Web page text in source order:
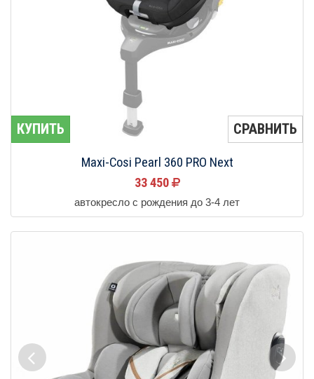
КУПИТЬ СРАВНИТЬ
Maxi-Cosi Pearl 360 PRO Next
33 450
автокресло с рождения до 3-4 лет